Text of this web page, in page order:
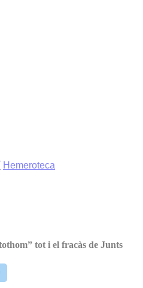
Hemeroteca
tot i el fracàs de Junts